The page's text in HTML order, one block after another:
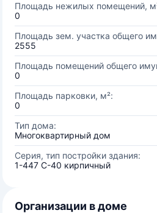
Площадь нежилых помещений,
0
Площадь зем. участка общего
2555
Площадь помещений общего
0
Площадь парковки, м²:
0
Тип дома:
Многоквартирный дом
Серия, тип постройки здания:
1-447 С-40 кирпичный
Организации в доме